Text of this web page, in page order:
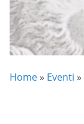
Home » Eventi »